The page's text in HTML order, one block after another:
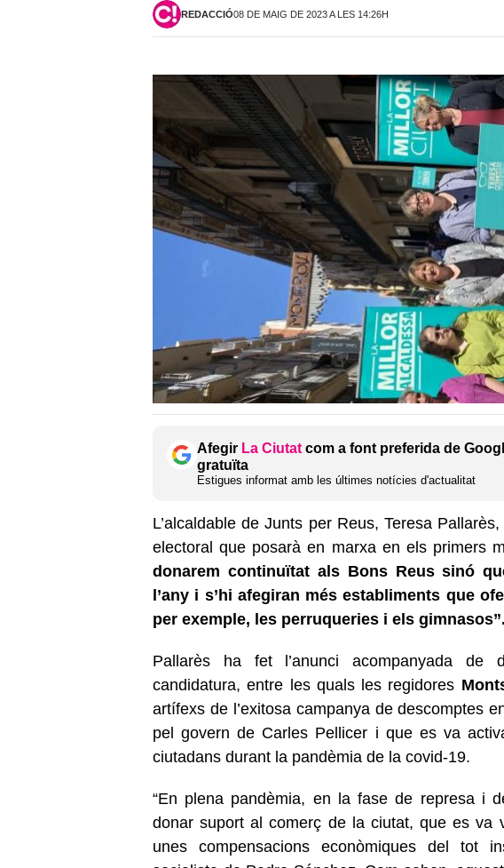
REDACCIÓ08 DE MAIG DE 2023 A LES 14:26H
Afegir La Ciutat com a font preferida de
gratuïta
Estigues informat amb les últimes notícies d'actualitat
L’alcaldable de Junts per Reus, Teresa
electoral que posarà en marxa en els primers
donarem continuïtat als Bons Reus sinó
l’any i s’hi afegiran més establiments que
per exemple, les perruqueries i els gimnasos”.
Pallarès ha fet l’anunci acompanyada de
candidatura, entre les quals les regidores
artífexs de l’exitosa campanya de descomptes
pel govern de Carles Pellicer i que es va
ciutadans durant la pandèmia de la covid-19.
“En plena pandèmia, en la fase de represa i
donar suport al comerç de la ciutat, que es va
unes compensacions econòmiques del tot